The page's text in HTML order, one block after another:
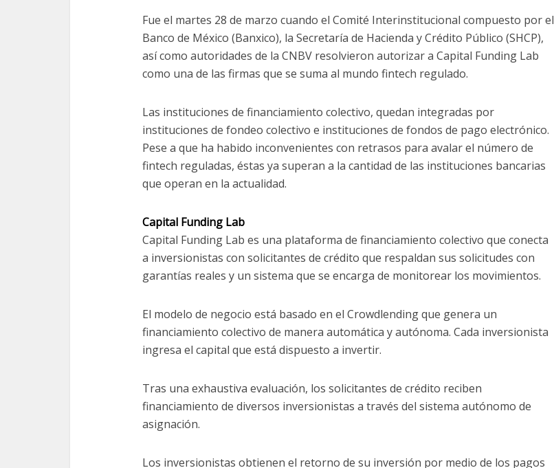
Fue el martes 28 de marzo cuando el Comité Interinstitucional compuesto por el
Banco de México (Banxico), la Secretaría de Hacienda y Crédito Público (SHCP),
así como autoridades de la CNBV resolvieron autorizar a Capital Funding Lab
como una de las firmas que se suma al mundo fintech regulado.
Las instituciones de financiamiento colectivo, quedan integradas por
instituciones de fondeo colectivo e instituciones de fondos de pago electrónico.
Pese a que ha habido inconvenientes con retrasos para avalar el número de
fintech reguladas, éstas ya superan a la cantidad de las instituciones bancarias
que operan en la actualidad.
Capital Funding Lab
Capital Funding Lab es una plataforma de financiamiento colectivo que conecta
a inversionistas con solicitantes de crédito que respaldan sus solicitudes con
garantías reales y un sistema que se encarga de monitorear los movimientos.
El modelo de negocio está basado en el Crowdlending que genera un
financiamiento colectivo de manera automática y autónoma. Cada inversionista
ingresa el capital que está dispuesto a invertir.
Tras una exhaustiva evaluación, los solicitantes de crédito reciben
financiamiento de diversos inversionistas a través del sistema autónomo de
asignación.
Los inversionistas obtienen el retorno de su inversión por medio de los pagos